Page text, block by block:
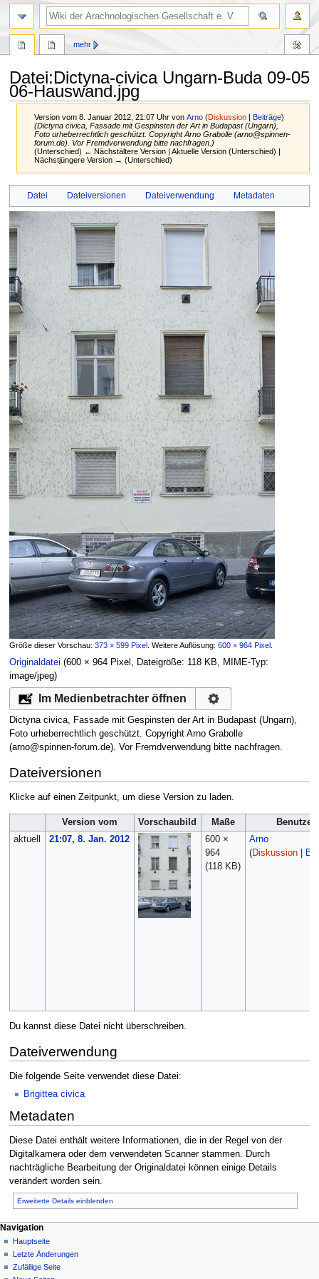
Datei:Dictyna-civica Ungarn-Buda 09-05
06-Hauswand.jpg
Version vom 8. Januar 2012, 21:07 Uhr vonArno (Diskussion |Beiträge)
(Dictyna civica, Fassade mit Gespinsten der Art in Budapast (Ungarn),
Foto urheberrechtlich geschützt. Copyright Arno Grabolle (arno@spinnen-
forum.de). Vor Fremdverwendung bitte nachfragen.)
(Unterschied) ← Nächstältere Version | Aktuelle Version (Unterschied) |
Nächstjüngere Version → (Unterschied)
Navigation
springen
Suche
springen
Datei Dateiversionen Dateiverwendung Metadaten
Größe dieser Vorschau: 373 × 599 Pixel. Weitere Auflösung: 600 × 964 Pixel.
Originaldatei (600 × 964 Pixel, Dateigröße: 118 KB, MIME-Typ:
image/jpeg)
Im Medienbetrachter öffnen
Dictyna civica, Fassade mit Gespinsten der Art in Budapast (Ungarn),
Foto urheberrechtlich geschützt. Copyright Arno Grabolle
(arno@spinnen-forum.de). Vor Fremdverwendung bitte nachfragen.
Dateiversionen
Klicke auf einen Zeitpunkt, um diese Version zu laden.
Version vom Vorschaubild Maße
Benutzer
aktuell
21:07, 8. Jan. 2012
600 ×
964
(118 KB)
Arno
(Diskussion|
Du kannst diese Datei nicht überschreiben.
Dateiverwendung
Die folgende Seite verwendet diese Datei:
Brigittea civica
Metadaten
Diese Datei enthält weitere Informationen, die in der Regel von der
Digitalkamera oder dem verwendeten Scanner stammen. Durch
nachträgliche Bearbeitung der Originaldatei können einige Details
verändert worden sein.
Erweiterte Details einblenden
mehr
Navigation
Hauptseite
Letzte Änderungen
Zufällige Seite